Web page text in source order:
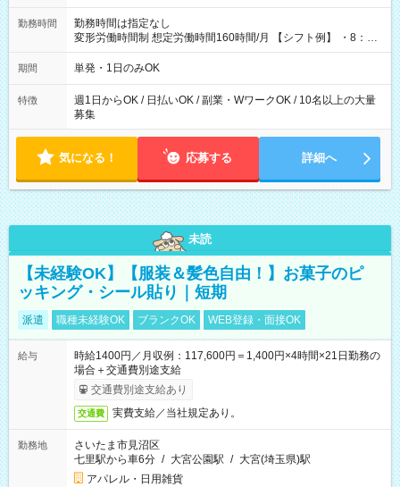
勤務時間
勤務時間は指定なし
変形労働時間制 想定労働時間160時間/月 【シフト例】 ・8：00
～21：00
期間 単発・1日のみOK
特徴
週1日からOK / 日払いOK / 副業・WワークOK / 10名以上の大量
募集
気になる！ 応募する 詳細へ
未読
【未経験OK】【服装＆髪色自由！】お菓子のピ
ッキング・シール貼り｜短期
派遣 職種未経験OK ブランクOK WEB登録・面接OK
給与
時給1400円／月収例：117,600円＝1,400円×4時間×21日勤務の
場合＋交通費別途支給
交通費別途支給あり
交通費 実費支給／当社規定あり。
勤務地
さいたま市見沼区
七里駅から車6分 / 大宮公園駅 / 大宮(埼玉県)駅
アパレル・日用雑貨